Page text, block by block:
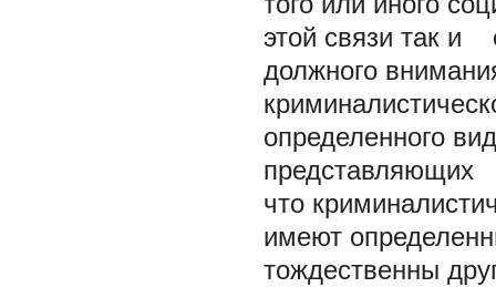
этой связи так и
должного
определенного
что
имеют
тождественны